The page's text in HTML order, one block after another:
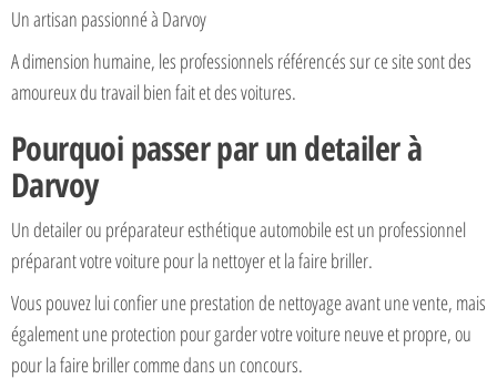
Un artisan passionné à Darvoy
A dimension humaine, les professionnels référencés sur ce site sont des
amoureux du travail bien fait et des voitures.
Pourquoi passer par un detailer à
Darvoy
Un detailer ou préparateur esthétique automobile est un professionnel
préparant votre voiture pour la nettoyer et la faire briller.
Vous pouvez lui confier une prestation de nettoyage avant une vente, mais
également une protection pour garder votre voiture neuve et propre, ou
pour la faire briller comme dans un concours.